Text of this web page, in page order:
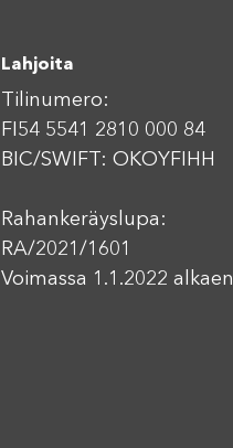
Lahjoita
Tilinumero:
FI54 5541 2810 000 84
BIC/SWIFT: OKOYFIHH
Rahankeräyslupa:
RA/2021/1601
Voimassa 1.1.2022 alkaen